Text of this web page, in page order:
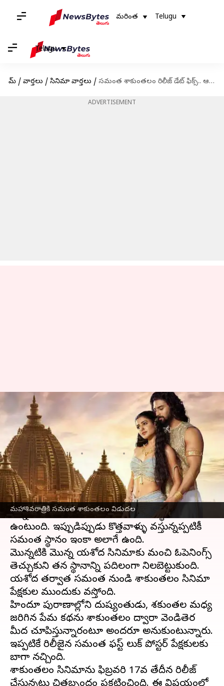
మరింత Telugu
Telugu
హోమ్ / వార్తలు / సినిమా వార్తలు / సమంత శాకుంతలం రిలీజ్ డేట్ ఫిక్స్.. ఆ విషయంలో బాధపడుతున్న అభిమానులు
ADVERTISEMENT
మహాశివరాత్రికి సమంత శాకుంతలం విడుదల
సమంత శాకుంతలం రిలీజ్ డేట్ ఫిక్స్..
ఆ విషయంలో బాధపడుతున్న
అభిమానులు
వ్రాసిన వారు Sriram Pranateja Jan 03, 2023 10:42 am
ఈ వార్తాకథనం ఏంటి
ప్రస్తుతం తెలుగు ఇండస్ట్రీలో పాపులారిటీ ఎక్కువ
ఉన్న హీరోయిన్ లలో సమంత మొదటి స్థానంలో
ఉంటుంది. ఇప్పుడిప్పుడు కొత్తవాళ్ళు వస్తున్నప్పటికీ
సమంత స్థానం ఇంకా అలాగే ఉంది.
మొన్నటికి మొన్న యశోద సినిమాకు మంచి ఓపెనింగ్స్
తెచ్చుకుని తన స్థానాన్ని పదిలంగా నిలబెట్టుకుంది.
యశోద తర్వాత సమంత నుండి శాకుంతలం సినిమా
ప్రేక్షకుల ముందుకు వస్తోంది.
హిందూ పురాణాల్లోని దుష్యంతుడు, శకుంతల మధ్య
జరిగిన ప్రేమ కథను శాకుంతలం ద్వారా వెండితెర
మీద చూపిస్తున్నారంటూ అందరూ అనుకుంటున్నారు.
ఇప్పటికే రిలీజైన సమంత ఫస్ట్ లుక్ పోస్టర్ ప్రేక్షకులకు
బాగా నచ్చింది.
శాకుంతలం సినిమాను ఫిబ్రవరి 17వ తేదీన రిలీజ్